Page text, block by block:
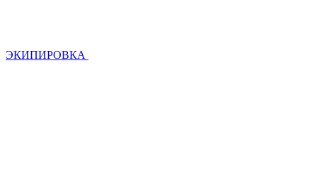
ЭКИПИРОВКА